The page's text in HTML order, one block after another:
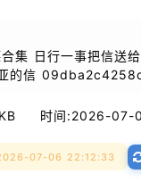
集 日行一事把信送
的信
时间:2026-07-
07-06 22:12:33